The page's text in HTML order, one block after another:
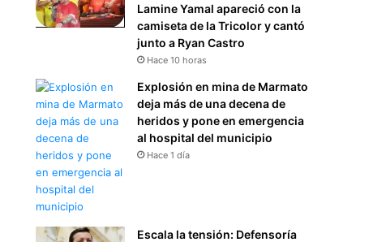
Lamine Yamal apareció con la
camiseta de la Tricolor y cantó
junto a Ryan Castro
Hace 10 horas
Explosión en mina de Marmato
deja más de una decena de
heridos y pone en emergencia
al hospital del municipio
Hace 1 día
Escala la tensión: Defensoría